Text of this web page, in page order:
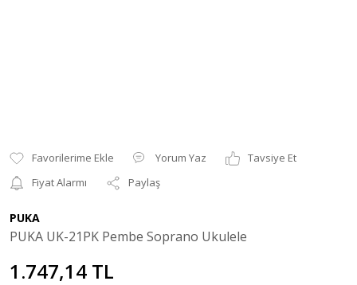
Yorum Yaz
Tavsiye Et
Fiyat Alarmı
Paylaş
PUKA
PUKA UK-21PK Pembe Soprano Ukulele
1.747,14 TL